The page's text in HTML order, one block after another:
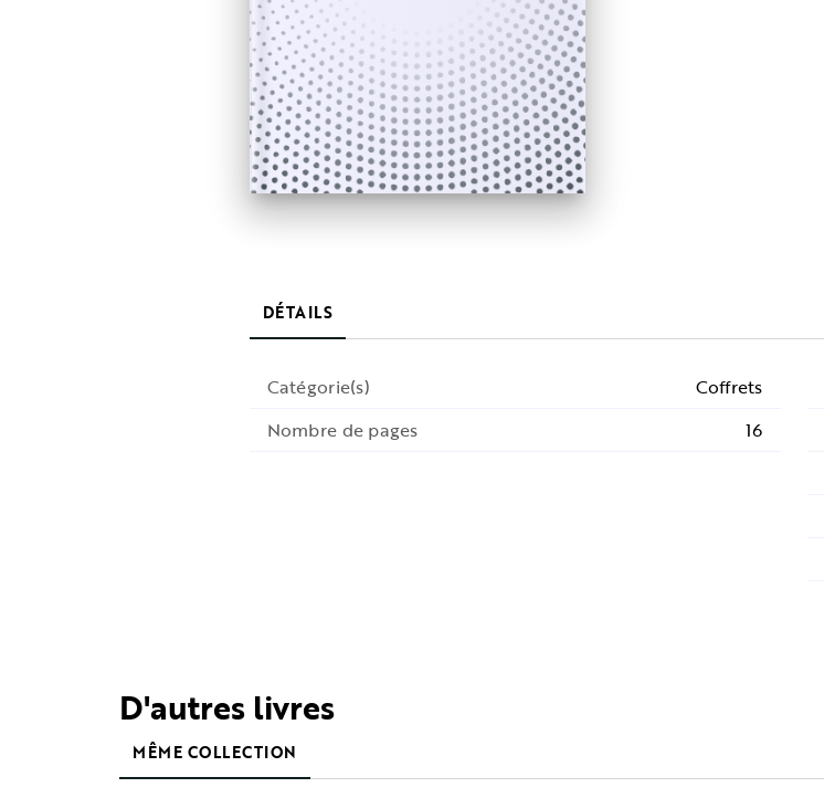
DÉTAILS
Catégorie(s)
Coffrets
Nombre de pages
16
D'autres livres
MÊME COLLECTION